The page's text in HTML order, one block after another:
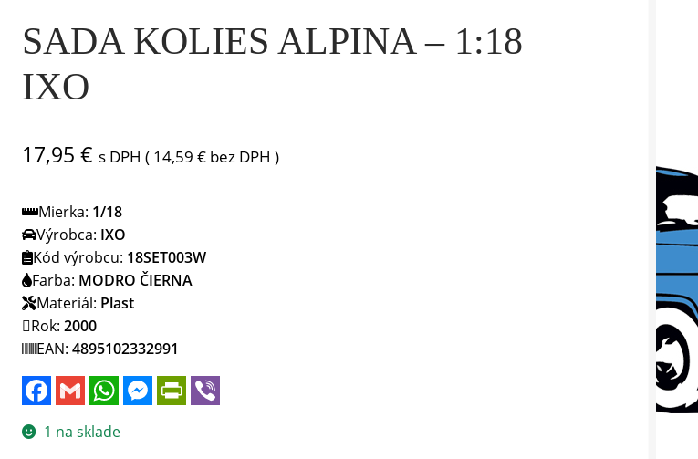
SADA KOLIES ALPINA – 1:18
IXO
17,95 € s DPH ( 14,59 €bez DPH )
Mierka: 1/18
Výrobca: IXO
Kód výrobcu: 18SET003W
Farba: MODRO ČIERNA
Materiál: Plast
Rok: 2000
EAN: 4895102332991
e
b
G
m
i
l
W
t
s
M
1 na sklade